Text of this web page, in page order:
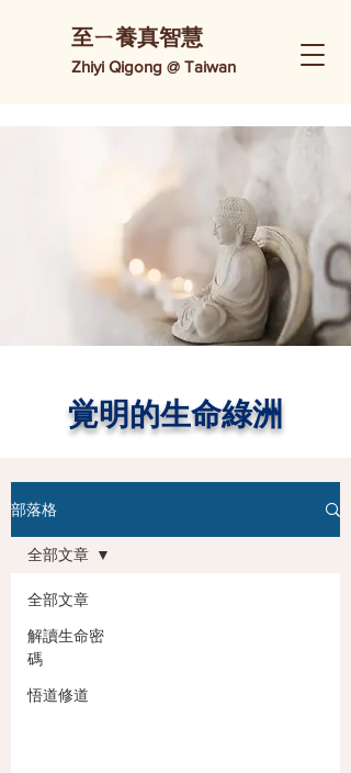
Zhiyi Qigong @ Taiwan
​至ㄧ養真智慧
​覚明的生命綠洲
部落格
全部文章
解讀生命密
碼
悟道修道
全部文章